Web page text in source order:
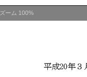
ズーム 100%